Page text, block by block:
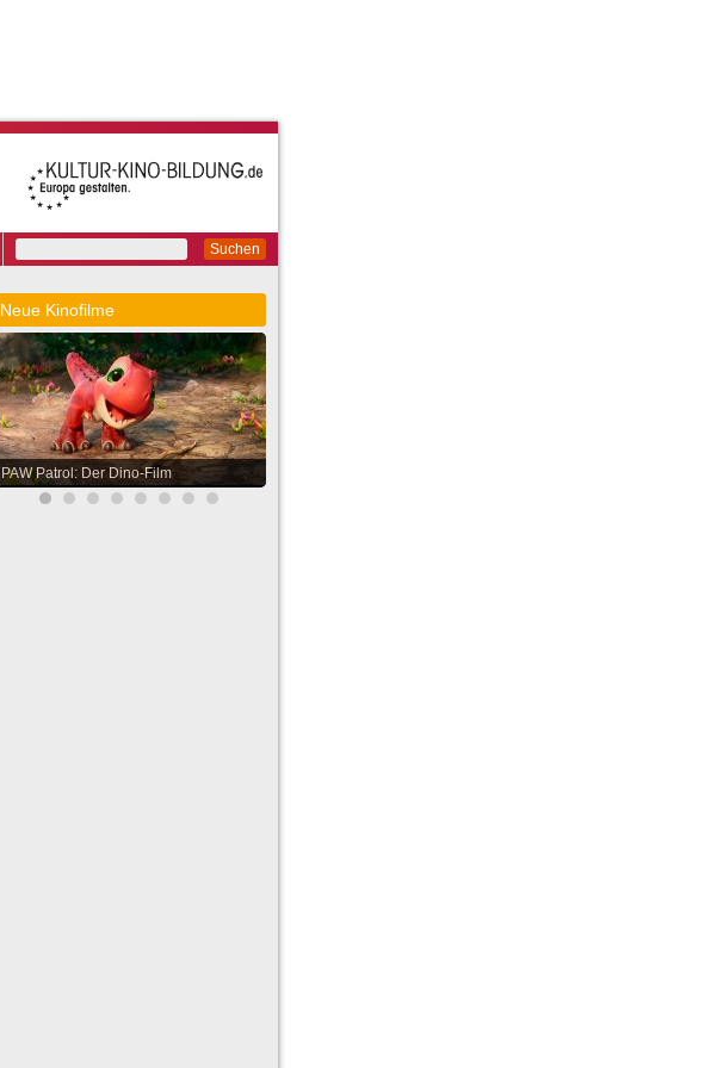
Suchen
Neue Kinofilme
PAW Patrol: Der Dino-Film